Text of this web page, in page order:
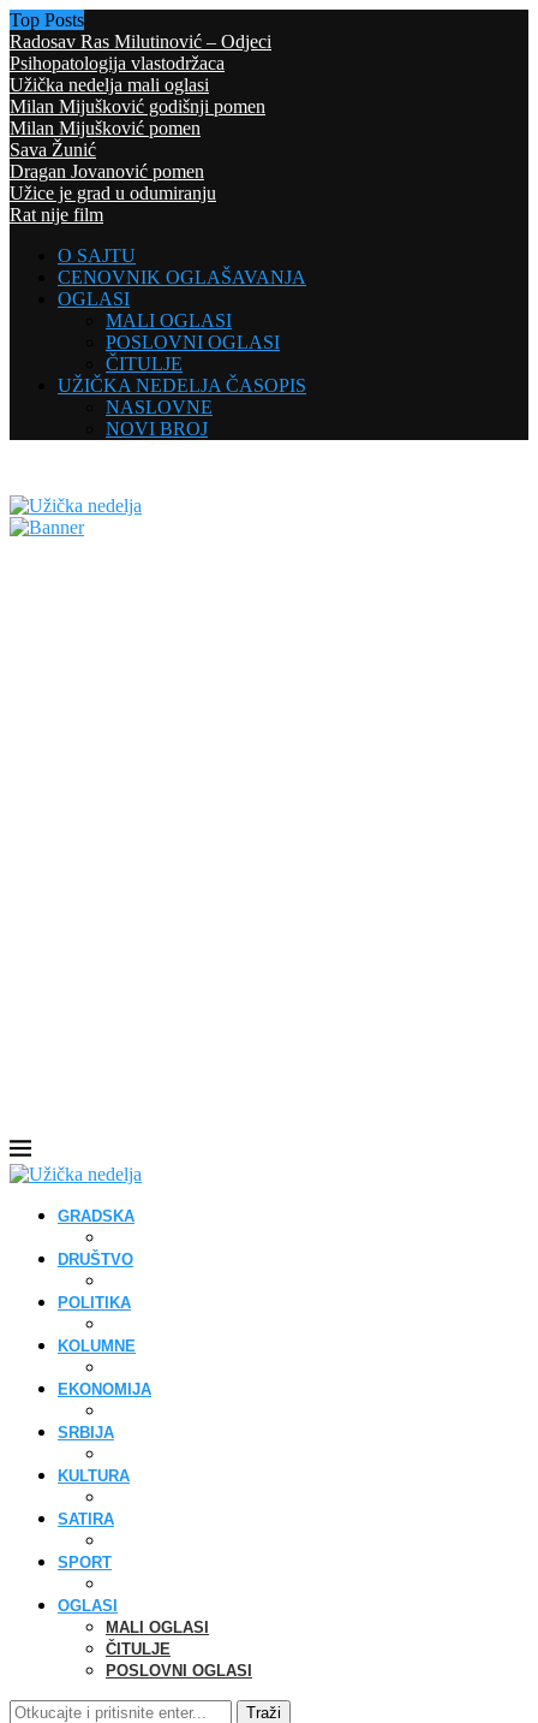
Top Posts
Radosav Ras Milutinović – Odjeci
Psihopatologija vlastodržaca
Užička nedelja mali oglasi
Milan Mijušković godišnji pomen
Milan Mijušković pomen
Sava Žunić
Dragan Jovanović pomen
Užice je grad u odumiranju
Rat nije film
O SAJTU
CENOVNIK OGLAŠAVANJA
OGLASI
MALI OGLASI
POSLOVNI OGLASI
ČITULJE
UŽIČKA NEDELJA ČASOPIS
NASLOVNE
NOVI BROJ
GRADSKA
DRUŠTVO
POLITIKA
KOLUMNE
EKONOMIJA
SRBIJA
KULTURA
SATIRA
SPORT
OGLASI
MALI OGLASI
ČITULJE
POSLOVNI OGLASI
Traži